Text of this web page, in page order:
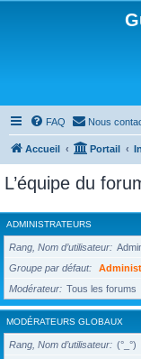
FAQ Nous
Accueil Portail
L’équipe du
ADMINISTRATEURS
Rang, Nom d’utilisateur
Groupe par défaut
Modérateur
Tous les forums
MODÉRATEURS GLOBAUX
Rang, Nom d’utilisateur (°_°)